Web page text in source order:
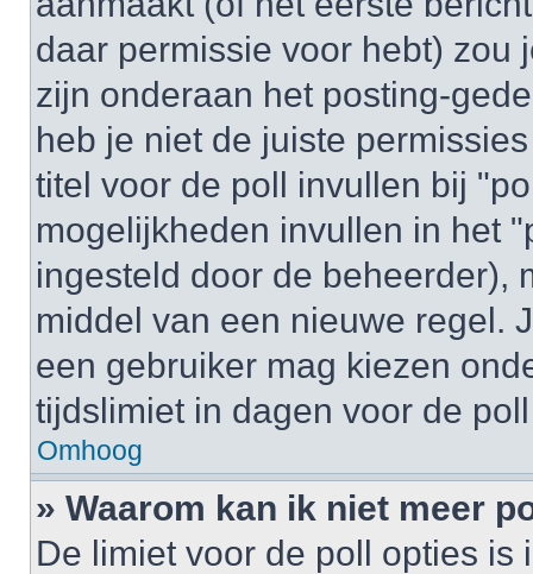
daar permissie voor hebt) zou
zijn onderaan het posting-
heb je niet de juiste
titel voor de poll invullen bij
mogelijkheden invullen in het
ingesteld door de beheerder),
middel van een nieuwe regel.
een gebruiker mag kiezen
tijdslimiet in dagen voor de
Omhoog
» Waarom kan ik niet meer
De limiet voor de poll opties is